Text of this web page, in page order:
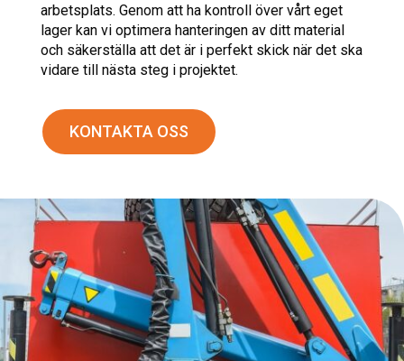
arbetsplats. Genom att ha kontroll över vårt eget
lager kan vi optimera hanteringen av ditt material
och säkerställa att det är i perfekt skick när det ska
vidare till nästa steg i projektet.
KONTAKTA OSS